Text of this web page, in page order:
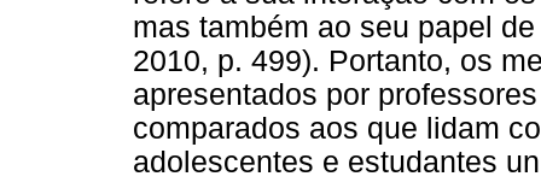
mas também ao seu papel
2010, p. 499). Portanto, os
apresentados por
comparados aos que lidam
adolescentes e estudantes